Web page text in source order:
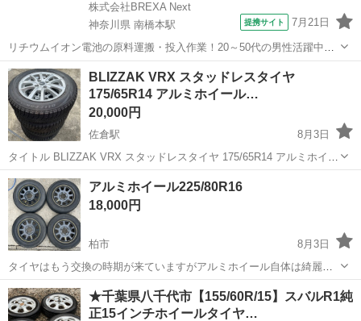
株式会社BREXA Next
神奈川県 南橋本駅
提携サイト 7月21日
リチウムイオン電池の原料運搬・投入作業！20～50代の男性活躍中★
ワンルーム寮完備！赴任旅費会社負担！年間休日130日★フォークリフ
ト免許お持ちの方、活躍中！就業先食堂利用可★《神奈川県相模原
市》 人気の工場のお仕事 ◇電...
神奈川 相模原市 その他
BLIZZAK VRX スタッドレスタイヤ
175/65R14 アルミホイール…
20,000円
佐倉駅
8月3日
タイトル BLIZZAK VRX スタッドレスタイヤ 175/65R14 アルミホイー
ル付4本セット 説明 メーカー: BRIDGESTONE ブランド: BLIZZAK
VRX サイズ: 175/65R14 82Q ...
千葉 佐倉市
アルミホイール225/80R16
18,000円
柏市
8月3日
タイヤはもう交換の時期が来ていますがアルミホイール自体は綺麗な
状態です。キャラバンに履いて1cmくらい出る感じです。
千葉 柏市 タイヤ、ホイール
★千葉県八千代市【155/60R/15】スバルR1純
正15インチホイールタイヤ…